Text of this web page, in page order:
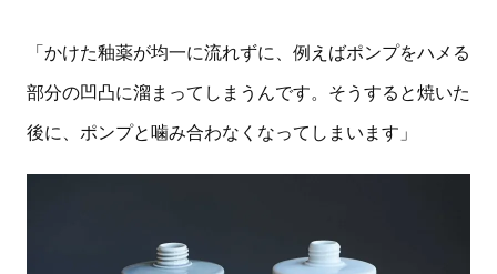
「かけた釉薬が均一に流れずに、例えばポンプをハメる
部分の凹凸に溜まってしまうんです。そうすると焼いた
後に、ポンプと噛み合わなくなってしまいます」